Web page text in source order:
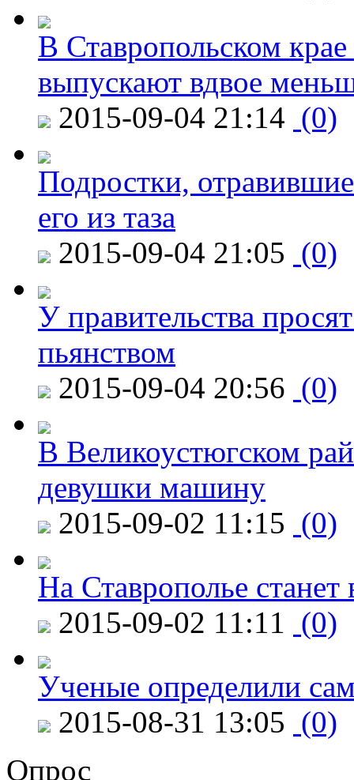
В Ставропольском
выпускают вдвое
2015-09-04 21:14 (0)
Подростки,
его из таза
2015-09-04 21:05 (0)
У правительства
пьянством
2015-09-04 20:56 (0)
В Великоустюгском
девушки машину
2015-09-02 11:15 (0)
На Ставрополье
2015-09-02 11:11 (0)
Ученые определили
2015-08-31 13:05 (0)
Опрос